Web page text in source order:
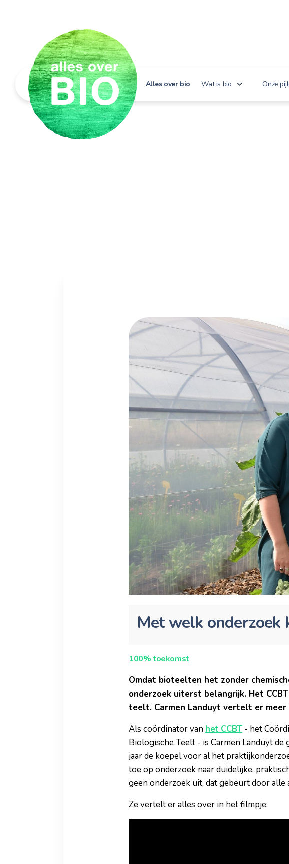
Alles over bio Wat is bio Onze
Met welk onderzoek
100% toekomst
Omdat bioteelten het zonder
onderzoek uiterst belangrijk. Het
teelt. Carmen Landuyt vertelt er meer
Als coördinator van het CCBT- het
Biologische Teelt - is Carmen Landuyt
jaar de koepel voor al het
toe op onderzoek naar duidelijke,
geen onderzoek uit, dat gebeurt door
Ze vertelt er alles over in het filmpje: